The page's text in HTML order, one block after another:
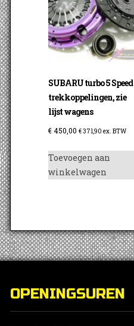
SUBARU turbo 5 Speed
trekkoppelingen, zie
lijst wagens
€450,00 €371,90 ex. BTW
Toevoegen aan
winkelwagen
OPENINGSUREN